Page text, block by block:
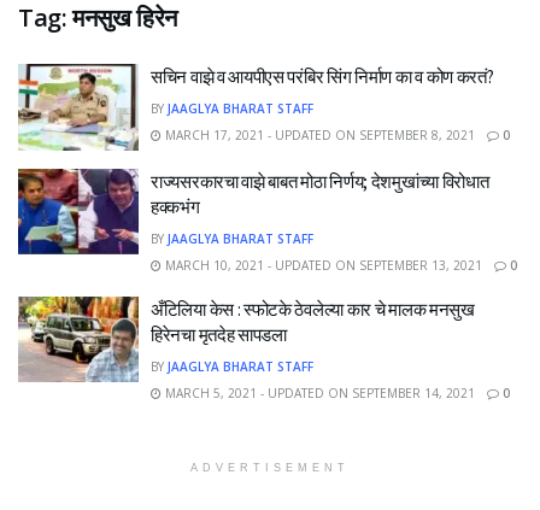
Tag:मनसुख हिरेन
सचिन वाझे व आयपीएस परंबिर सिंग निर्माण का व कोण करतं?
BY JAAGLYA BHARAT STAFF
MARCH 17, 2021 - UPDATED ON SEPTEMBER 8, 2021
0
राज्यसरकारचा वाझे बाबत मोठा निर्णय; देशमुखांच्या विरोधात
हक्कभंग
BY JAAGLYA BHARAT STAFF
MARCH 10, 2021 - UPDATED ON SEPTEMBER 13, 2021
0
अँटिलिया केस : स्फोटके ठेवलेल्या कार चे मालक मनसुख
हिरेनचा मृतदेह सापडला
BY JAAGLYA BHARAT STAFF
MARCH 5, 2021 - UPDATED ON SEPTEMBER 14, 2021
0
ADVERTISEMENT